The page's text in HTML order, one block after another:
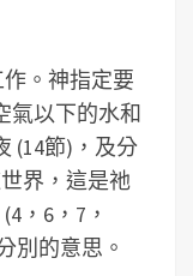
。神指定要
氣以下的水和
(14節)，及分
界，這是祂
，6，7，
別的意思。